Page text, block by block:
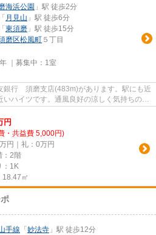
海浜公園 」駅 徒歩2分
「 月見山 」駅 徒歩6分
「 東須磨 」駅 徒歩15分
磨区松風町 ５丁目
｜募集中： 1室
銀行 須磨支店(483m)があります。駅にも近
いハイツです。通風良好の涼しく気持ちの良
円
・共益費 5,000円)
円｜礼：0万円
：2階
：1K
18.47㎡
手線 「 妙法寺 」駅 徒歩12分